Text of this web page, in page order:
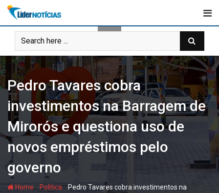
Skip
content
Pedro Tavares cobra
investimentos na Barragem de
Mirorós e questiona uso de
novos empréstimos pelo
governo
Home - Política - Pedro Tavares cobra investimentos na